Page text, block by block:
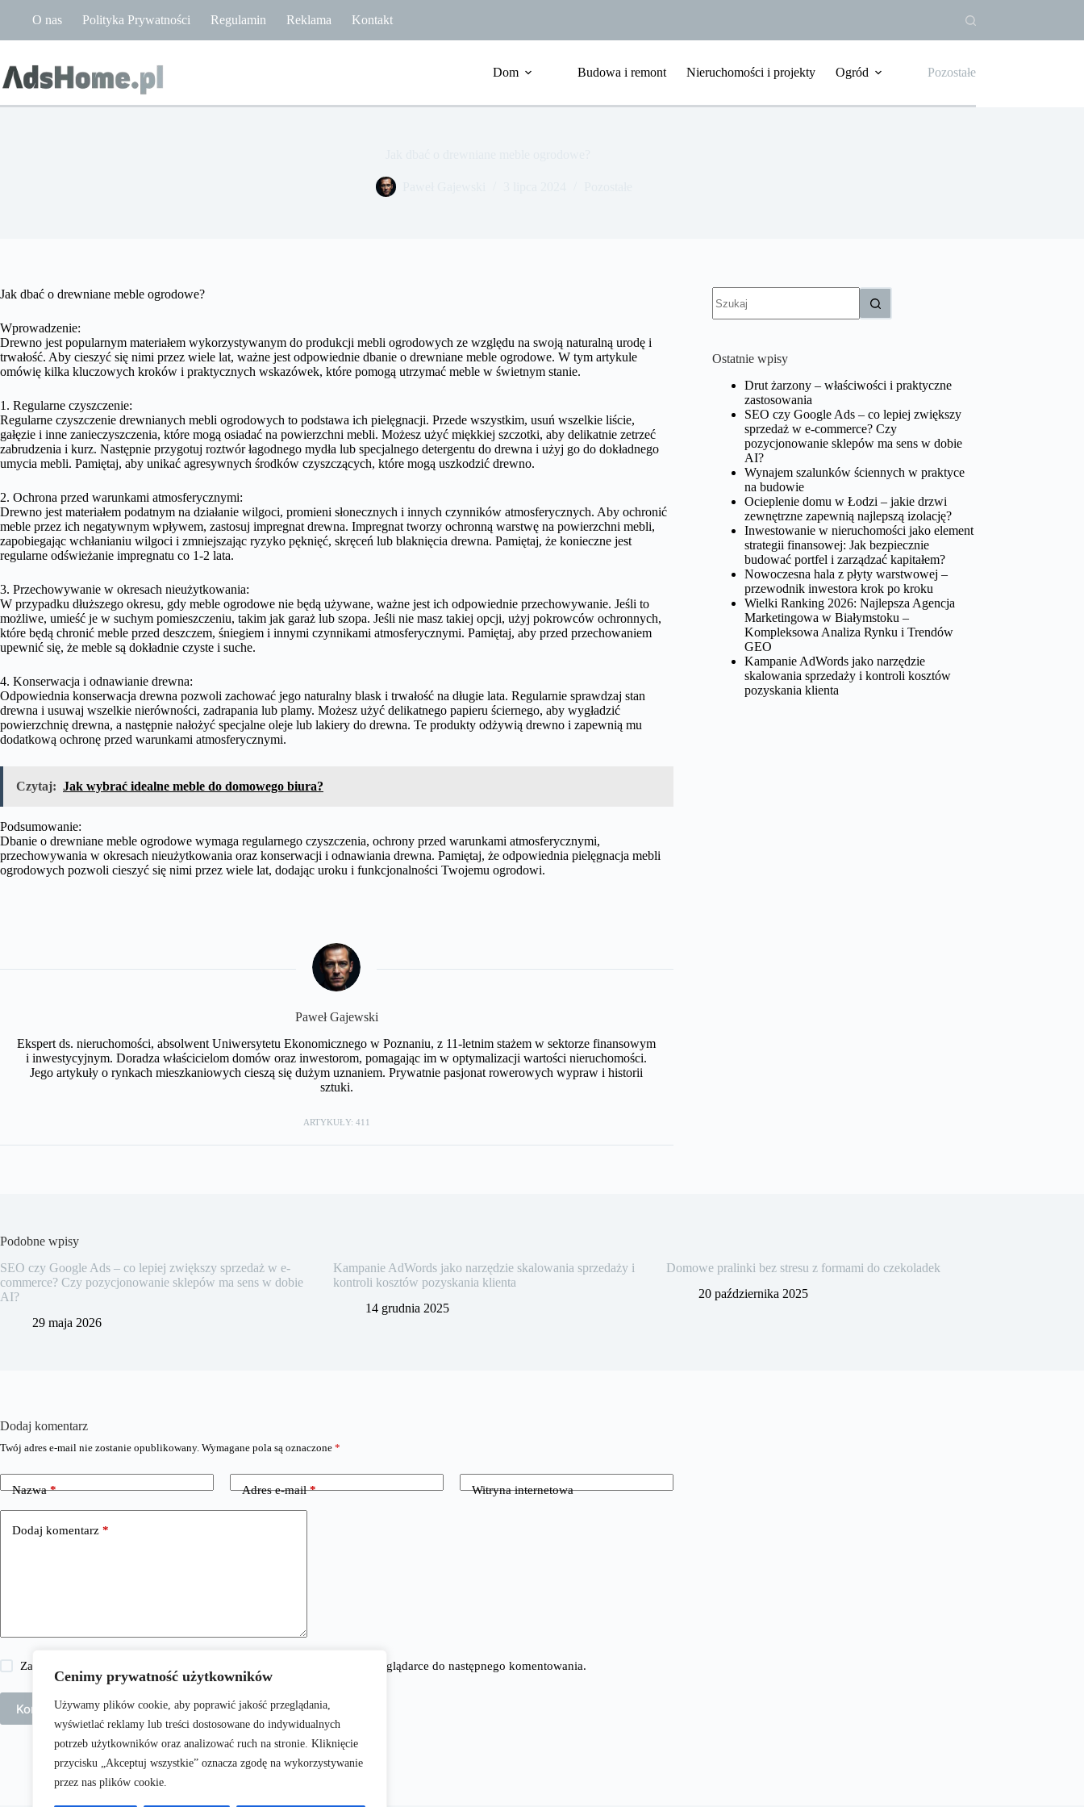
Cenimy prywatność użytkowników
Używamy plików cookie, aby poprawić jakość przeglądania,
wyświetlać reklamy lub treści dostosowane do indywidualnych
potrzeb użytkowników oraz analizować ruch na stronie. Kliknięcie
przycisku „Akceptuj wszystkie” oznacza zgodę na wykorzystywanie
przez nas plików cookie.
O nas Polityka Prywatności Regulamin Reklama Kontakt
Dom Budowa i remont Nieruchomości i projekty Ogród Pozostałe
Jak dbać o drewniane meble ogrodowe?
Wprowadzenie:
Drewno jest popularnym materiałem wykorzystywanym do produkcji mebli ogrodowych ze względu na swoją naturalną urodę i
trwałość. Aby cieszyć się nimi przez wiele lat, ważne jest odpowiednie dbanie o drewniane meble ogrodowe. W tym artykule
omówię kilka kluczowych kroków i praktycznych wskazówek, które pomogą utrzymać meble w świetnym stanie.
1. Regularne czyszczenie:
Regularne czyszczenie drewnianych mebli ogrodowych to podstawa ich pielęgnacji. Przede wszystkim, usuń wszelkie liście,
gałęzie i inne zanieczyszczenia, które mogą osiadać na powierzchni mebli. Możesz użyć miękkiej szczotki, aby delikatnie zetrzeć
zabrudzenia i kurz. Następnie przygotuj roztwór łagodnego mydła lub specjalnego detergentu do drewna i użyj go do dokładnego
umycia mebli. Pamiętaj, aby unikać agresywnych środków czyszczących, które mogą uszkodzić drewno.
2. Ochrona przed warunkami atmosferycznymi:
Drewno jest materiałem podatnym na działanie wilgoci, promieni słonecznych i innych czynników atmosferycznych. Aby ochronić
meble przez ich negatywnym wpływem, zastosuj impregnat drewna. Impregnat tworzy ochronną warstwę na powierzchni mebli,
zapobiegając wchłanianiu wilgoci i zmniejszając ryzyko pęknięć, skręceń lub blaknięcia drewna. Pamiętaj, że konieczne jest
regularne odświeżanie impregnatu co 1-2 lata.
3. Przechowywanie w okresach nieużytkowania:
W przypadku dłuższego okresu, gdy meble ogrodowe nie będą używane, ważne jest ich odpowiednie przechowywanie. Jeśli to
możliwe, umieść je w suchym pomieszczeniu, takim jak garaż lub szopa. Jeśli nie masz takiej opcji, użyj pokrowców ochronnych,
które będą chronić meble przed deszczem, śniegiem i innymi czynnikami atmosferycznymi. Pamiętaj, aby przed przechowaniem
upewnić się, że meble są dokładnie czyste i suche.
4. Konserwacja i odnawianie drewna:
Odpowiednia konserwacja drewna pozwoli zachować jego naturalny blask i trwałość na długie lata. Regularnie sprawdzaj stan
drewna i usuwaj wszelkie nierówności, zadrapania lub plamy. Możesz użyć delikatnego papieru ściernego, aby wygładzić
powierzchnię drewna, a następnie nałożyć specjalne oleje lub lakiery do drewna. Te produkty odżywią drewno i zapewnią mu
dodatkową ochronę przed warunkami atmosferycznymi.
Czytaj: Jak wybrać idealne meble do domowego biura?
Podsumowanie:
Dbanie o drewniane meble ogrodowe wymaga regularnego czyszczenia, ochrony przed warunkami atmosferycznymi,
przechowywania w okresach nieużytkowania oraz konserwacji i odnawiania drewna. Pamiętaj, że odpowiednia pielęgnacja mebli
ogrodowych pozwoli cieszyć się nimi przez wiele lat, dodając uroku i funkcjonalności Twojemu ogrodowi.
Paweł Gajewski
Ekspert ds. nieruchomości, absolwent Uniwersytetu Ekonomicznego w Poznaniu, z 11-letnim stażem w sektorze finansowym
i inwestycyjnym. Doradza właścicielom domów oraz inwestorom, pomagając im w optymalizacji wartości nieruchomości.
Jego artykuły o rynkach mieszkaniowych cieszą się dużym uznaniem. Prywatnie pasjonat rowerowych wypraw i historii
sztuki.
ARTYKUŁY: 411
wyników
Ostatnie wpisy
Drut żarzony – właściwości i praktyczne
zastosowania
SEO czy Google Ads – co lepiej zwiększy
sprzedaż w e-commerce? Czy
pozycjonowanie sklepów ma sens w dobie
AI?
Wynajem szalunków ściennych w praktyce
na budowie
Ocieplenie domu w Łodzi – jakie drzwi
zewnętrzne zapewnią najlepszą izolację?
Inwestowanie w nieruchomości jako element
strategii finansowej: Jak bezpiecznie
budować portfel i zarządzać kapitałem?
Nowoczesna hala z płyty warstwowej –
przewodnik inwestora krok po kroku
Wielki Ranking 2026: Najlepsza Agencja
Marketingowa w Białymstoku –
Kompleksowa Analiza Rynku i Trendów
GEO
Kampanie AdWords jako narzędzie
skalowania sprzedaży i kontroli kosztów
pozyskania klienta
Podobne wpisy
SEO czy Google Ads – co lepiej zwiększy sprzedaż w e-
commerce? Czy pozycjonowanie sklepów ma sens w dobie
AI?
29 maja 2026
Kampanie AdWords jako narzędzie skalowania sprzedaży i
kontroli kosztów pozyskania klienta
14 grudnia 2025
Domowe pralinki bez stresu z formami do czekoladek
20 października 2025
Dodaj komentarz
Twój adres e-mail nie zostanie opublikowany. Wymagane pola są oznaczone *
Nazwa* Adres e-mail* Witryna internetowa
Dodaj komentarz *
Zapisz moje imię i nazwisko, adres e-mail i stronę internetową w tej przeglądarce do następnego komentowania.
Komentarz wpisu